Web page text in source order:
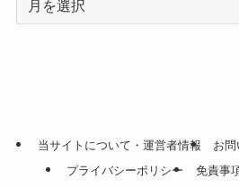
当サイトについて・運営者情報 お
プライバシーポリシー
免責事